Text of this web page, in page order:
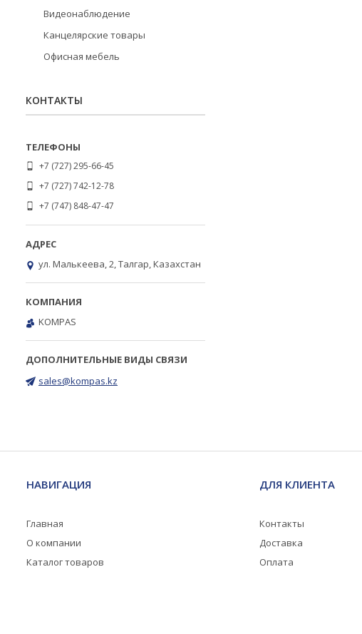
Видеонаблюдение
Канцелярские товары
Офисная мебель
КОНТАКТЫ
+7 (727) 295-66-45
+7 (727) 742-12-78
+7 (747) 848-47-47
ул. Малькеева, 2, Талгар, Казахстан
KOMPAS
sales@kompas.kz
НАВИГАЦИЯ
Главная
О компании
Каталог товаров
ДЛЯ КЛИЕНТА
Контакты
Доставка
Оплата